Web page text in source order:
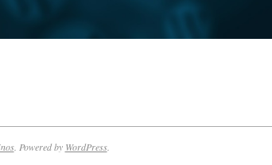
. Powered by WordPress.